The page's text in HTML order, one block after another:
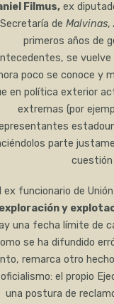
Filmus,ex
de Malvinas,
primeros años de
se vuelve
poco se conoce y
en política exterior
extremas (por
parte
cuestión
ex funcionario de
y
una fecha límite de
se ha difundido
remarca otro
el propio
una postura de